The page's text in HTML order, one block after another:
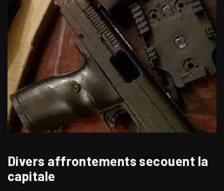
Divers affrontements secouent la
capitale